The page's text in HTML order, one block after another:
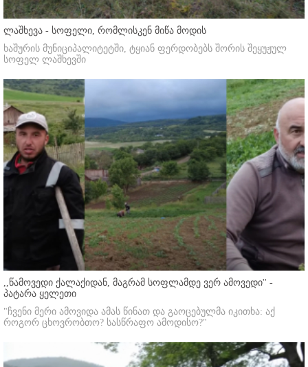
ლაშხევა - სოფელი, რომლისკენ მიწა მოდის
ხაშურის მუნიციპალიტეტში, ტყიან ფერდობებს შორის შეყუჟულ
სოფელ ლაშხევში
,,წამოვედი ქალაქიდან, მაგრამ სოფლამდე ვერ ამოვედი'' -
პატარა ყელეთი
"ჩვენი მერი ამოვიდა ამას წინათ და გაოცებულმა იკითხა: აქ
როგორ ცხოვრობთო? სასწრაფო ამოდისო?"